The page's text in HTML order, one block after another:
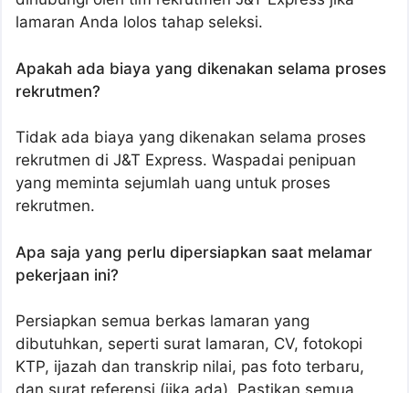
lamaran Anda lolos tahap seleksi.
Apakah ada biaya yang dikenakan selama proses
rekrutmen?
Tidak ada biaya yang dikenakan selama proses
rekrutmen di J&T Express. Waspadai penipuan
yang meminta sejumlah uang untuk proses
rekrutmen.
Apa saja yang perlu dipersiapkan saat melamar
pekerjaan ini?
Persiapkan semua berkas lamaran yang
dibutuhkan, seperti surat lamaran, CV, fotokopi
KTP, ijazah dan transkrip nilai, pas foto terbaru,